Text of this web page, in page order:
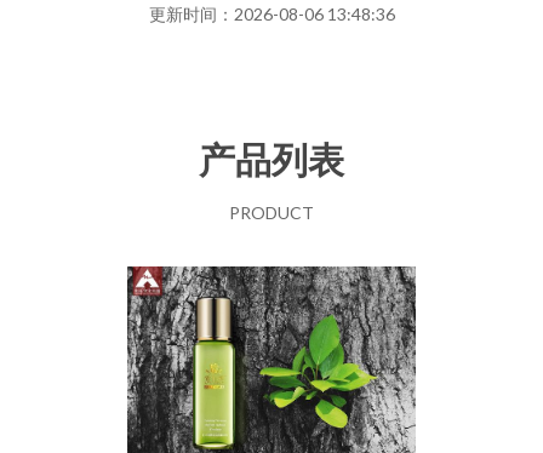
更新时间：2026-08-06 13:48:36
产品列表
PRODUCT